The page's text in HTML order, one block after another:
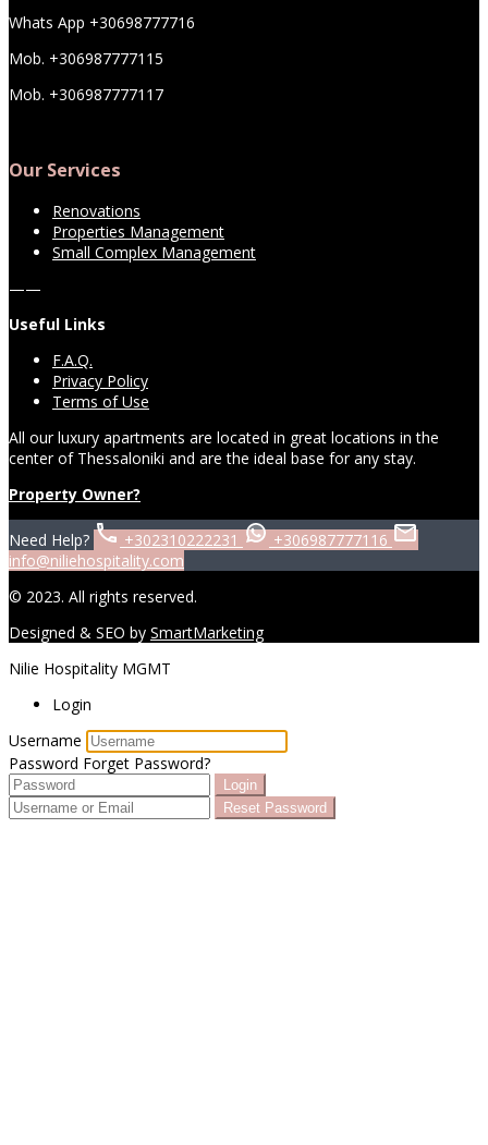
Whats App +30698777716
Mob. +306987777115
Mob. +306987777117
Our Services
Renovations
Properties Management
Small Complex Management
——
Useful Links
F.A.Q.
Privacy Policy
Terms of Use
All our luxury apartments are located in great locations in the
center of Thessaloniki and are the ideal base for any stay.
Property Owner?
Need Help? +302310222231
+306987777116
info@niliehospitality.com
© 2023. All rights reserved.
Designed & SEO by SmartMarketing
Nilie Hospitality MGMT
Login
Username
Password Forget Password?
Login
Reset Password